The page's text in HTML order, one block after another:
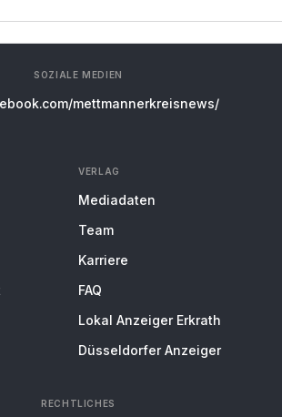
SOZIALE MEDIEN
mettmannerkreisnews/
VERLAG
Mediadaten
Team
Karriere
FAQ
Lokal Anzeiger Erkrath
Düsseldorfer Anzeiger
RECHTLICHES